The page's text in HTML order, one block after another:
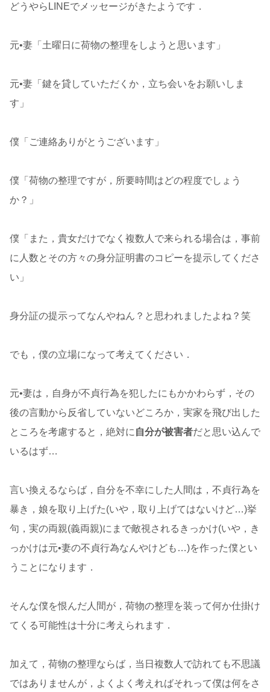
どうやらLINEでメッセージがきたようです．
元•妻「土曜日に荷物の整理をしようと思います」
元•妻「鍵を貸していただくか，立ち会いをお願いしま
す」
僕「ご連絡ありがとうございます」
僕「荷物の整理ですが，所要時間はどの程度でしょう
か？」
僕「また，貴女だけでなく複数人で来られる場合は，事前
に人数とその方々の身分証明書のコピーを提示してくださ
い」
身分証の提示ってなんやねん？と思われましたよね？笑
でも，僕の立場になって考えてください．
元•妻は，自身が不貞行為を犯したにもかかわらず，その
後の言動から反省していないどころか，実家を飛び出した
ところを考慮すると，絶対に 自分が被害者だと思い込んで
いるはず…
言い換えるならば，自分を不幸にした人間は，不貞行為を
暴き，娘を取り上げた(いや，取り上げてはないけど…)挙
句，実の両親(義両親)にまで敵視されるきっかけ(いや，き
っかけは元•妻の不貞行為なんやけども…)を作った僕とい
うことになります．
そんな僕を恨んだ人間が，荷物の整理を装って何か仕掛け
てくる可能性は十分に考えられます．
加えて，荷物の整理ならば，当日複数人で訪れても不思議
ではありませんが，よくよく考えればそれって僕は何をさ